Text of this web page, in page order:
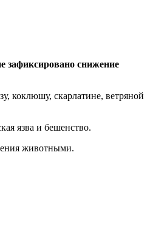
зафиксировано снижение
коклюшу, скарлатине, ветряной
язва и бешенство.
животными.